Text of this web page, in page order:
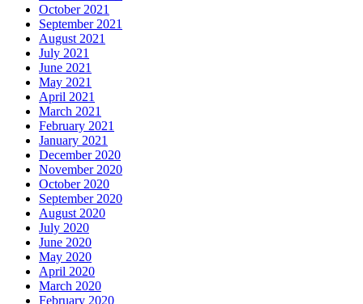
October 2021
September 2021
August 2021
July 2021
June 2021
May 2021
April 2021
March 2021
February 2021
January 2021
December 2020
November 2020
October 2020
September 2020
August 2020
July 2020
June 2020
May 2020
April 2020
March 2020
February 2020